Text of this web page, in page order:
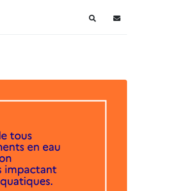
RechercheS'abonner au blog